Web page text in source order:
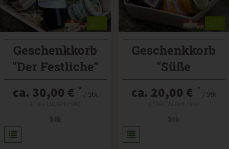
Geschenkkorb
"Der Festliche"
ca. 30,00 € * / Stk
Geschenkkorb
"Süße
Köstlichkeiten"
ca. 20,00 € * / Stk